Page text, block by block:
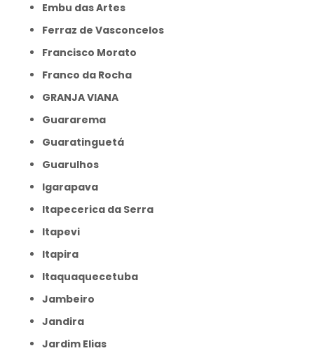
Embu das Artes
Ferraz de Vasconcelos
Francisco Morato
Franco da Rocha
GRANJA VIANA
Guararema
Guaratinguetá
Guarulhos
Igarapava
Itapecerica da Serra
Itapevi
Itapira
Itaquaquecetuba
Jambeiro
Jandira
Jardim Elias